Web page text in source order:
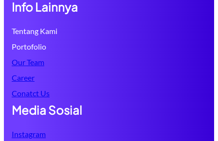
Info Lainnya
Tentang Kami
Portofolio
Our Team
Career
Conatct Us
Media Sosial
Instagram